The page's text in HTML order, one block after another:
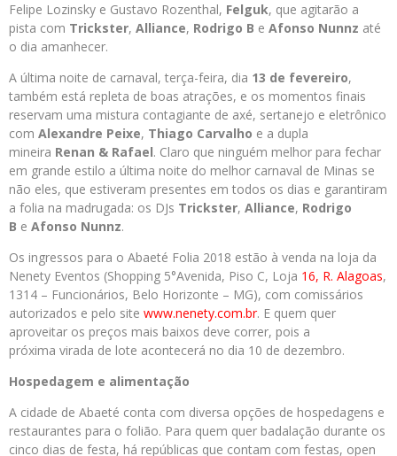
Felipe Lozinsky e Gustavo Rozenthal, Felguk, que agitarão a
pista com Trickster, Alliance, Rodrigo B e Afonso Nunnz até
o dia amanhecer.
A última noite de carnaval, terça-feira, dia 13 de fevereiro,
também está repleta de boas atrações, e os momentos finais
reservam uma mistura contagiante de axé, sertanejo e eletrônico
com Alexandre Peixe, Thiago Carvalho e a dupla
mineira Renan & Rafael. Claro que ninguém melhor para fechar
em grande estilo a última noite do melhor carnaval de Minas se
não eles, que estiveram presentes em todos os dias e garantiram
a folia na madrugada: os DJs Trickster, Alliance, Rodrigo
B e Afonso Nunnz.
Os ingressos para o Abaeté Folia 2018 estão à venda na loja da
Nenety Eventos (Shopping 5°Avenida, Piso C, Loja 16, R. Alagoas,
1314 – Funcionários, Belo Horizonte – MG), com comissários
autorizados e pelo site www.nenety.com.br. E quem quer
aproveitar os preços mais baixos deve correr, pois a
próxima virada de lote acontecerá no dia 10 de dezembro.
Hospedagem e alimentação
A cidade de Abaeté conta com diversa opções de hospedagens e
restaurantes para o folião. Para quem quer badalação durante os
cinco dias de festa, há repúblicas que contam com festas, open